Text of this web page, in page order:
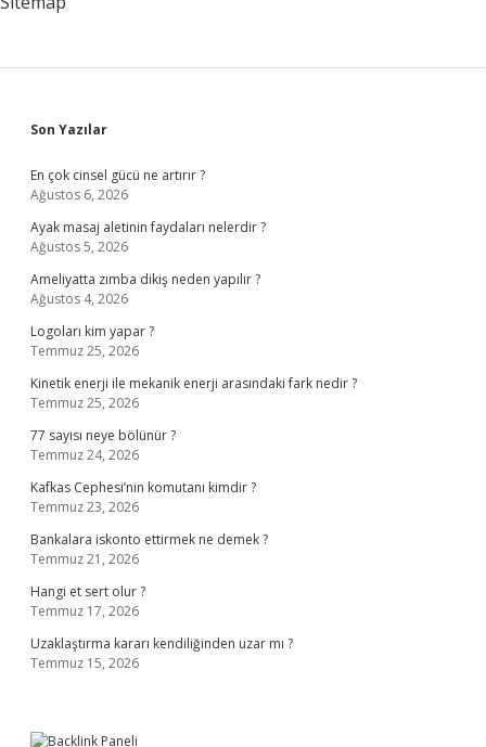
Sidebar
Son Yazılar
En çok cinsel gücü ne artırır ?
Ağustos 6, 2026
Ayak masaj aletinin faydaları nelerdir ?
Ağustos 5, 2026
Ameliyatta zımba dikiş neden yapılır ?
Ağustos 4, 2026
Logoları kim yapar ?
Temmuz 25, 2026
Kinetik enerji ile mekanik enerji arasındaki fark nedir ?
Temmuz 25, 2026
77 sayısı neye bölünür ?
Temmuz 24, 2026
Kafkas Cephesi’nin komutanı kimdir ?
Temmuz 23, 2026
Bankalara iskonto ettirmek ne demek ?
Temmuz 21, 2026
Hangi et sert olur ?
Temmuz 17, 2026
Uzaklaştırma kararı kendiliğinden uzar mı ?
Temmuz 15, 2026